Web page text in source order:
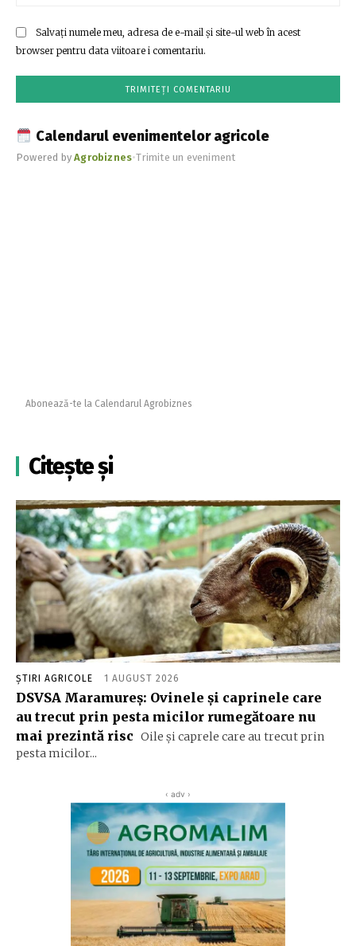
Salvați numele meu, adresa de e-mail și site-ul web în acest
browser pentru data viitoare i comentariu.
Calendarul evenimentelor agricole
Powered byAgrobiznes•Trimite un eveniment
Abonează-te la Calendarul Agrobiznes
Citește și
ȘTIRI AGRICOLE 1 AUGUST 2026
DSVSA Maramureș: Ovinele și caprinele care
au trecut prin pesta micilor rumegătoare nu
mai prezintă risc Oile și caprele care au trecut prin
pesta micilor...
‹ adv ›